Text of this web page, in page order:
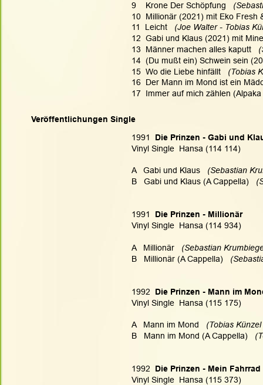
9    Krone Der Schöpfung
10  Millionär (2021) mit Eko
11  Leicht
(Joe Walter - Tobias
12  Gabi und Klaus (2021) mit
13  Männer machen alles kaputt
14  (Du mußt ein) Schwein sein
15  Wo die Liebe hinfällt
(Tobias
16  Der Mann im Mond ist ein
17  Immer auf mich zählen
1991
Die Prinzen - Gabi und
Vinyl Single  Hansa (114 114)
A   Gabi und Klaus
(Sebastian
B   Gabi und Klaus (A Cappella)
1991
Die Prinzen - Millionär
Vinyl Single  Hansa (114 934)
A   Millionär
(Sebastian
B   Millionär (A Cappella)
1992
Die Prinzen - Mann im
Vinyl Single  Hansa (115 175)
A   Mann im Mond (Tobias
B   Mann im Mond (A Cappella)
1992
Die Prinzen - Mein Fahrrad
Vinyl Single  Hansa (115 373)
Veröffentlichungen Single